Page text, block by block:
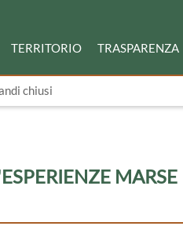
TERRITORIO TRASPARENZA
chiusi